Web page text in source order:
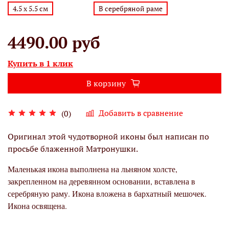
(0) Добавить в сравнение
4.5 х 5.5 см В серебряной раме
4490.00 руб
Купить в 1 клик
В корзину
Оригинал этой чудотворной иконы был написан по
просьбе блаженной Матронушки.
Маленькая икона выполнена на льняном холсте,
закрепленном на деревянном основании, вставлена в
серебряную раму. Икона вложена в бархатный мешочек.
Икона освящена.